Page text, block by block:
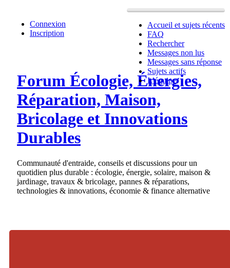
Accueil et sujets récents
FAQ
Rechercher
Messages non lus
Messages sans réponse
Sujets actifs
L’équipe
Connexion
Inscription
Forum Écologie, Énergies,
Réparation, Maison,
Bricolage et Innovations
Durables
Communauté d'entraide, conseils et discussions pour un
quotidien plus durable : écologie, énergie, solaire, maison &
jardinage, travaux & bricolage, pannes & réparations,
technologies & innovations, économie & finance alternative